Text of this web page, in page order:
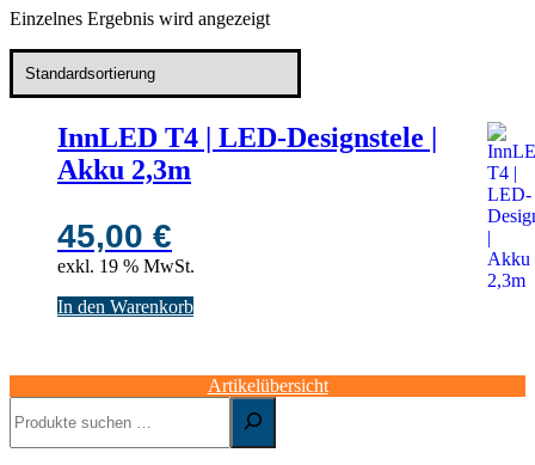
Einzelnes Ergebnis wird angezeigt
InnLED T4 | LED-Designstele |
Akku 2,3m
45,00 €
exkl. 19 % MwSt.
In den Warenkorb
Artikelübersicht